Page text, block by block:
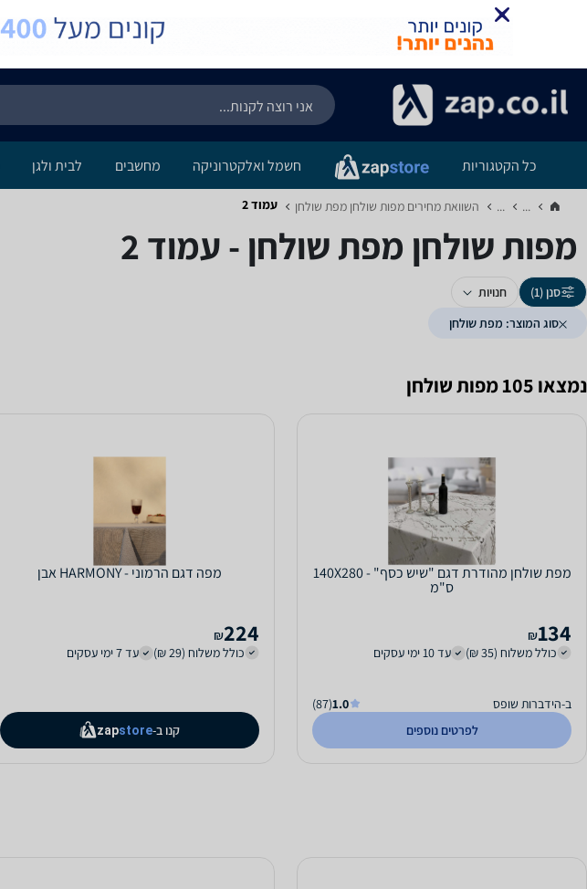
כל הקטגוריות חשמל ואלקטרוניקה מחשבים לבית ולגן
...
... השוואת מחירים מפות שולחן ‏מפת שולחן‏ עמוד 2
מפות שולחן ‏מפת שולחן - עמוד 2
סנן (1)
חנויות
סוג המוצר: מפת שולחן
נמצאו 105 מפות שולחן
מפת שולחן מהודרת דגם "שיש כסף" - 140X280
ס"מ
134
₪
כולל משלוח (35 ₪)
עד 10 ימי עסקים
ב-הידברות שופס 1.0
(87)
לפרטים נוספים
מפה דגם הרמוני - HARMONY אבן
224
₪
כולל משלוח (29 ₪)
עד 7 ימי עסקים
קנו ב- zapstore